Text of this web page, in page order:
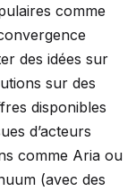
comme
des idées sur
sur des
disponibles
d’acteurs
comme Aria ou
(avec des